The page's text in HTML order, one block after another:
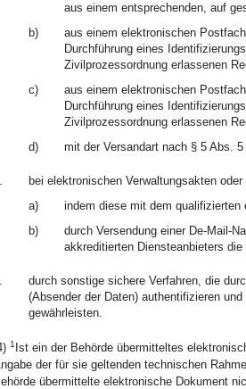
aus einem entsprechenden, auf
b)
aus einem elektronischen
Durchführung eines
Zivilprozessordnung erlassenen
c)
aus einem elektronischen
Durchführung eines
Zivilprozessordnung erlassenen
d)
mit der Versandart nach § 5 Abs.
bei elektronischen Verwaltungsakten
a)
indem diese mit dem qualifizierten
b)
durch Versendung einer De-Mail-
akkreditierten Diensteanbieters
durch sonstige sichere Verfahren, die
(Absender der Daten) authentifizieren
gewährleisten.
1 Ist ein der Behörde übermitteltes
der für sie geltenden technischen
übermittelte elektronische Dokument